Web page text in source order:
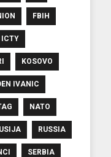
FBIH
ICTY
KOSOVO
IVANIC
NATO
RUSSIA
SERBIA